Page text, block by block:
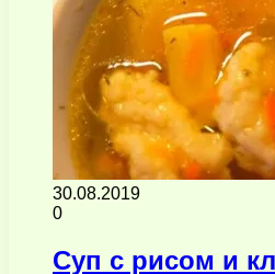
30.08.2019
0
Суп с рисом и